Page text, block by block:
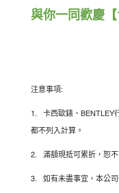
與你一同歡慶
注意事項:
1. 卡西歐錶、BENTLEY
都不列入計算。
2. 滿額現抵可累折，恕不
3. 如有未盡事宜，本公司